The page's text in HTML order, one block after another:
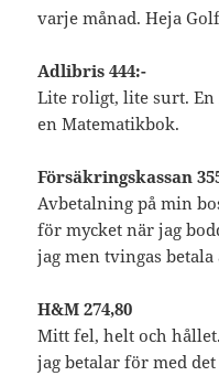
varje månad. Heja
Adlibris 444:-
Lite roligt, lite surt.
en Matematikbok.
Försäkringskassan
Avbetalning på min
för mycket när jag
jag men tvingas
H&M 274,80
Mitt fel, helt och
jag betalar för med